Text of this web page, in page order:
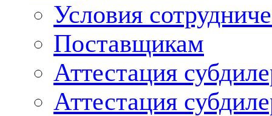
Условия
Поставщикам
Аттестация
Аттестация